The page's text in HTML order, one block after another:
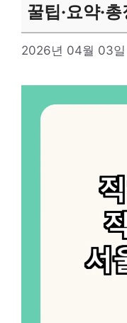
꿀팁·요약·총
2026년 04월 03일